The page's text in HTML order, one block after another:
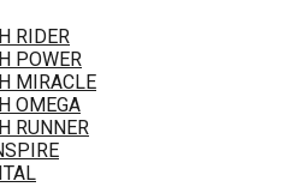
RIDER
POWER
MIRACLE
OMEGA
RUNNER